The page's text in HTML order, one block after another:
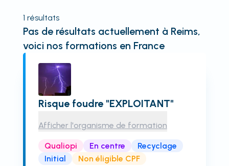
1 résultats
Pas de résultats actuellement à Reims,
voici nos formations en France
Risque foudre "EXPLOITANT"
Afficher l'organisme de formation
Qualiopi En centre
Recyclage
Initial
Non éligible CPF